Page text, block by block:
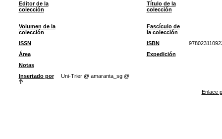
Editor de la
colección
Título de la
colección
Volumen de la
colección
Fascículo de
la colección
ISSN
ISBN
Área
Expedición
Notas
Insertado por
Uni-Trier @ amaranta_sg @
Enlace